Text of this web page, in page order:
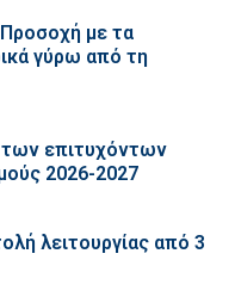
με τα
γύρω από τη
επιτυχόντων
2026-2027
λειτουργίας από 3